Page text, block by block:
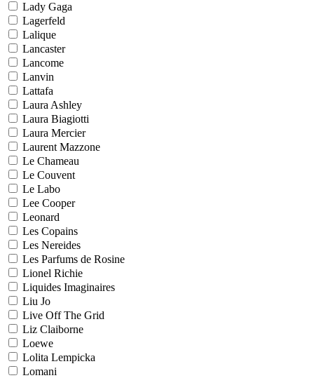
Lady Gaga
Lagerfeld
Lalique
Lancaster
Lancome
Lanvin
Lattafa
Laura Ashley
Laura Biagiotti
Laura Mercier
Laurent Mazzone
Le Chameau
Le Couvent
Le Labo
Lee Cooper
Leonard
Les Copains
Les Nereides
Les Parfums de Rosine
Lionel Richie
Liquides Imaginaires
Liu Jo
Live Off The Grid
Liz Claiborne
Loewe
Lolita Lempicka
Lomani